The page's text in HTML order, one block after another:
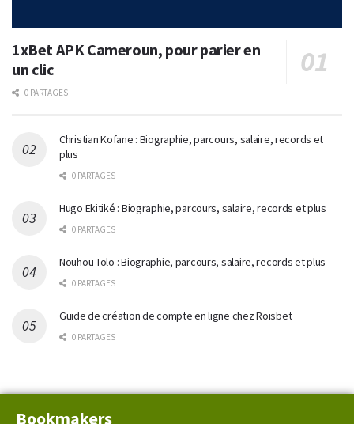
1xBet APK Cameroun, pour parier en
un clic
0 PARTAGES
Christian Kofane : Biographie, parcours, salaire, records et
plus
0 PARTAGES
Hugo Ekitiké : Biographie, parcours, salaire, records et plus
0 PARTAGES
Nouhou Tolo : Biographie, parcours, salaire, records et plus
0 PARTAGES
Guide de création de compte en ligne chez Roisbet
0 PARTAGES
Bookmakers